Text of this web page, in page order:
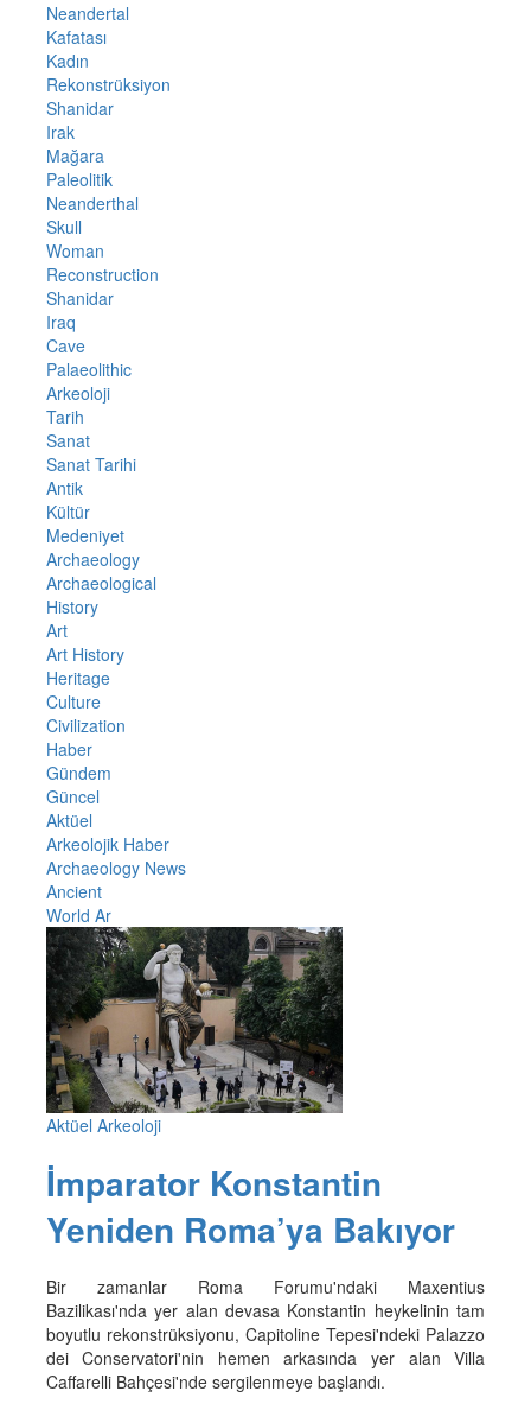
Neandertal
Kafatası
Kadın
Rekonstrüksiyon
Shanidar
Irak
Mağara
Paleolitik
Neanderthal
Skull
Woman
Reconstruction
Shanidar
Iraq
Cave
Palaeolithic
Arkeoloji
Tarih
Sanat
Sanat Tarihi
Antik
Kültür
Medeniyet
Archaeology
Archaeological
History
Art
Art History
Heritage
Culture
Civilization
Haber
Gündem
Güncel
Aktüel
Arkeolojik Haber
Archaeology News
Ancient
World Ar
Aktüel Arkeoloji
İmparator Konstantin
Yeniden Roma’ya Bakıyor
Bir zamanlar Roma Forumu'ndaki Maxentius
Bazilikası'nda yer alan devasa Konstantin heykelinin tam
boyutlu rekonstrüksiyonu, Capitoline Tepesi'ndeki Palazzo
dei Conservatori'nin hemen arkasında yer alan Villa
Caffarelli Bahçesi'nde sergilenmeye başlandı.